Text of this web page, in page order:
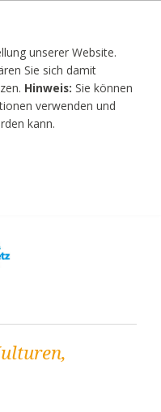
unserer Website.
Sie sich damit
Hinweis: Sie können
verwenden und
kann.